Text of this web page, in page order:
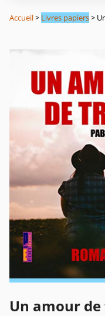
Accueil> Livres papiers>
Un amour